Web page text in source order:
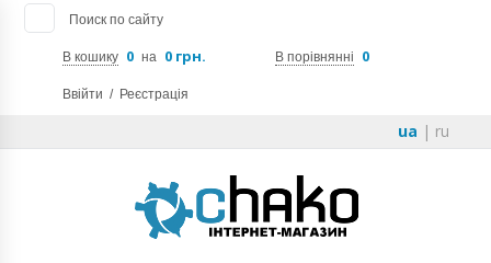
Поиск по сайту
В кошику 0 на 0 грн. В порівнянні 0
Ввійти / Реєстрація
ua | ru